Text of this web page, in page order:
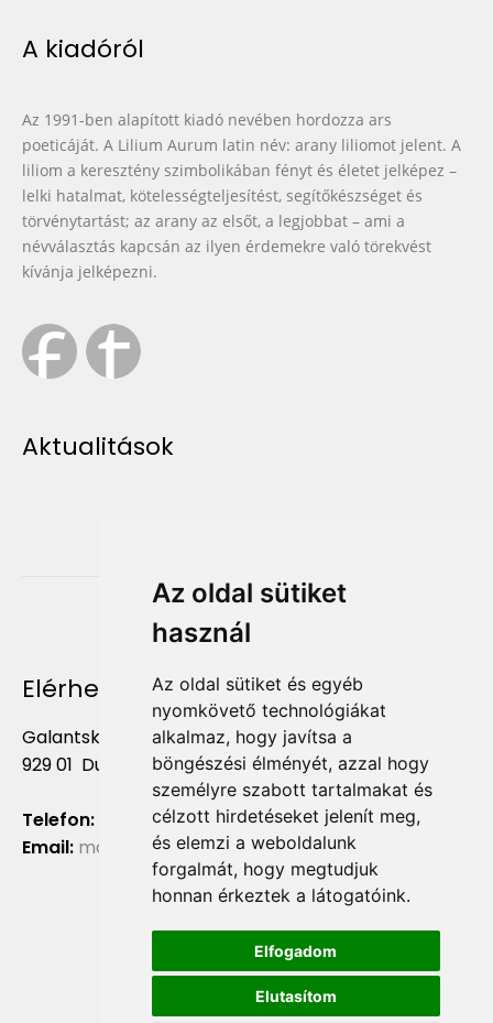
Az oldal sütiket
használ
Az oldal sütiket és egyéb
nyomkövető technológiákat
alkalmaz, hogy javítsa a
böngészési élményét, azzal hogy
személyre szabott tartalmakat és
célzott hirdetéseket jelenít meg,
és elemzi a weboldalunk
forgalmát, hogy megtudjuk
honnan érkeztek a látogatóink.
Elfogadom
Elutasítom
A kiadóról
Az 1991-ben alapított kiadó nevében hordozza ars
poeticáját. A Lilium Aurum latin név: arany liliomot jelent. A
liliom a keresztény szimbolikában fényt és életet jelképez –
lelki hatalmat, kötelességteljesítést, segítőkészséget és
törvénytartást; az arany az elsőt, a legjobbat – ami a
névválasztás kapcsán az ilyen érdemekre való törekvést
kívánja jelképezni.
Aktualitások
Elérhetőség
Galantská cesta 658/2F
929 01 Dunajská Streda
Telefon:
+421 903 724 781
Email: marketing@liliumaurum.sk